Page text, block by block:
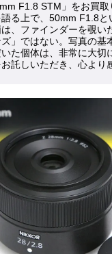
F1.8 STM」をお買取
る上で、50mm F1.8
、ファインダーを覗
ズ」ではない。写真の
た個体は、非常に大
託しいただき、心より